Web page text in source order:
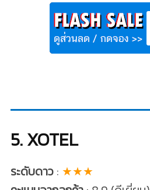
5. XOTEL
ระดับดาว: ★★★